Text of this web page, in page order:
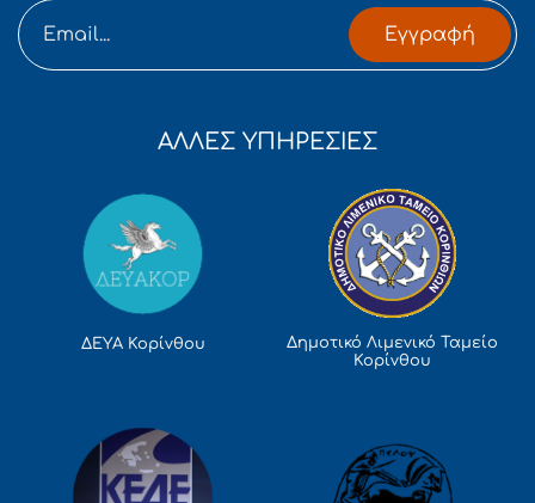
Εγγραφή
ΑΛΛΕΣ ΥΠΗΡΕΣΙΕΣ
ΔΕΥΑ Κορίνθου
Δημοτικό Λιμενικό Ταμείο
Κορίνθου